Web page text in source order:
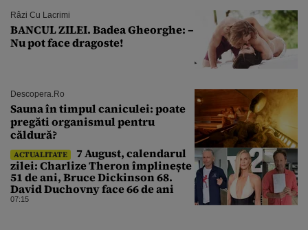
Râzi Cu Lacrimi
BANCUL ZILEI. Badea Gheorghe: –
Nu pot face dragoste!
Descopera.ro
Sauna în timpul caniculei: poate
pregăti organismul pentru
căldură?
ACTUALITATE
7 August, calendarul
zilei: Charlize Theron împlinește
51 de ani, Bruce Dickinson 68.
David Duchovny face 66 de ani
07:15